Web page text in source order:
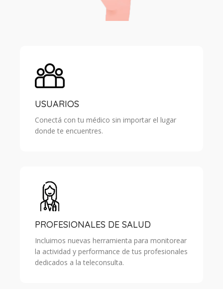
USUARIOS
Conectá con tu médico sin importar el lugar
donde te encuentres.
PROFESIONALES DE SALUD
Incluimos nuevas herramienta para monitorear
la actividad y performance de tus profesionales
dedicados a la teleconsulta.